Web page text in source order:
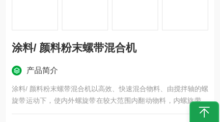
涂料/ 颜料粉末螺带混合机
产品简介
涂料/ 颜料粉末螺带混合机以高效、快速混合物料、由搅拌轴的螺
旋带运动下，使内外螺旋带在较大范围内翻动物料，内螺旋带将
物料向两侧运动，外螺旋带将物料由两侧向内运动，使物料来回